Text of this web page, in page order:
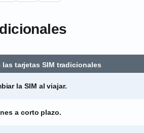
las tarjetas SIM tradicionales
la SIM al viajar.
a corto plazo.